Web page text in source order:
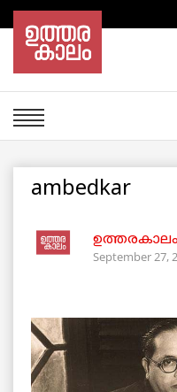
ambedkar
September 27,